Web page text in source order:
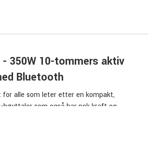
350W 10-tommers aktiv
Bluetooth
alle som leter etter en kompakt,
høyttaler som også har nok kraft og
med robust lyd.
elegant pakke som er ideell for å gi lyd